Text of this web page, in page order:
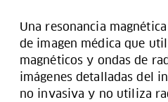
Una resonancia
de imagen médica que
magnéticos y ondas de
imágenes detalladas del
no invasiva y no utiliza